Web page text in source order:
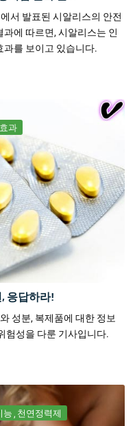
서 발표된 시알리스의 안전
에 따르면, 시알리스는 인
과를 보이고 있습니다.
효과
응답하라!
성분, 복제품에 대한 정보
험성을 다룬 기사입니다.
능 천연정력제